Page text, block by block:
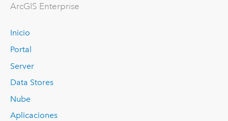
ArcGIS Enterprise
Inicio
Portal
Server
Data Stores
Nube
Aplicaciones